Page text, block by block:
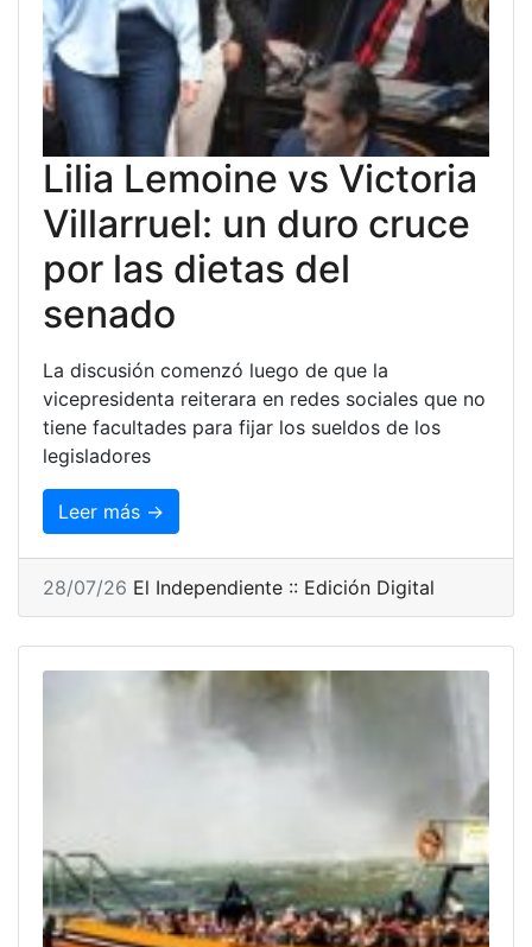
Lilia Lemoine vs Victoria
Villarruel: un duro cruce
por las dietas del
senado
La discusión comenzó luego de que la
vicepresidenta reiterara en redes sociales que no
tiene facultades para fijar los sueldos de los
legisladores
Leer más →
28/07/26 El Independiente :: Edición Digital